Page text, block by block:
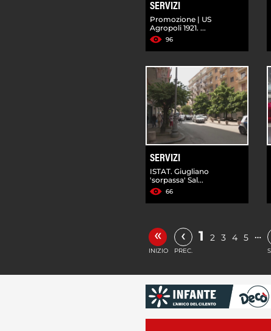
SERVIZI
Promozione | US
Agropoli 1921. ...
96
SERVIZI
ISTAT. Giugliano
'sorpassa' Sal...
66
«
INIZIO
‹
PREC.
1 2 3 4 5 …